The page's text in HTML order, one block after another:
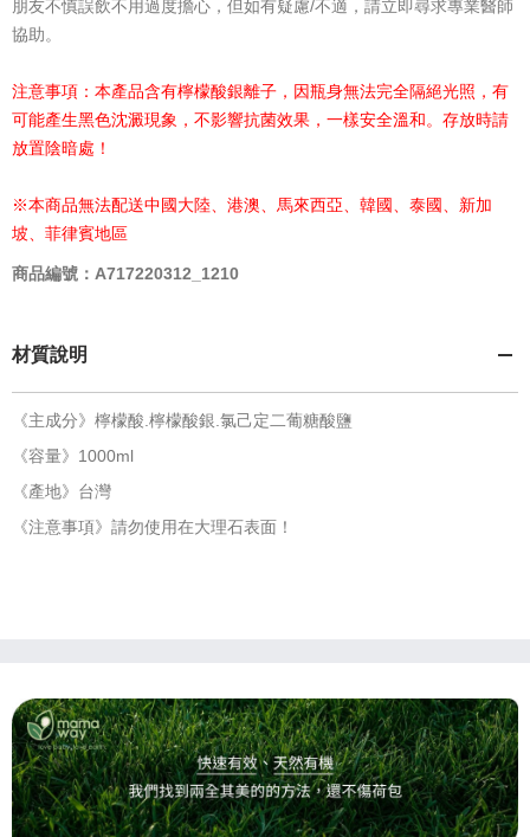
朋友不慎誤飲不用過度擔心，但如有疑慮/不適，請立即尋求專業醫師
協助。
注意事項：本產品含有檸檬酸銀離子，因瓶身無法完全隔絕光照，有
可能產生黑色沈澱現象，不影響抗菌效果，一樣安全溫和。存放時請
放置陰暗處！
※本商品無法配送中國大陸、港澳、馬來西亞、韓國、泰國、新加
坡、菲律賓地區
商品編號：A717220312_1210
材質說明
《主成分》檸檬酸.檸檬酸銀.氯己定二葡糖酸鹽
《容量》1000ml
《產地》台灣
《注意事項》請勿使用在大理石表面！